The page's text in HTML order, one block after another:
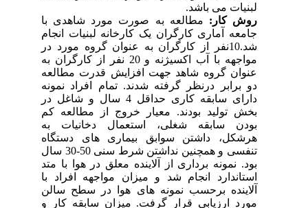
لبنیات می باشد.
روش کار:مطالعه به صورت مورد شاهدی با
جامعه آماری کارگران یک کارخانه لبنیات انجام
شد.10نفر از کارگران به عنوان گروه مورد در
مواجهه با آب اکسیژنه و 20 نفر از کارگران به
عنوان گروه شاهد جهت افزایش قدرت مطالعه
دو برابر درنظر گرفته شدند. تمام افراد نمونه
دارای سابقه کاری حداقل 4 سال و شاغل در
بخش تولید بودند. معیار خروج از مطالعه کم
بودن سابقه شغلی، استعمال دخانیات به
هرشکل، داشتن سوابق بیماری های دستگاه
تنفسی و همچنین نداشتن شرط سنی 50-30 سال
بود. نمونه برداری از آلاینده معلق در هوا با متد
استاندارد انجام شد و میزان مواجهه افراد با
آلاینده برحسب نمونه های هوا در سطح سالن
مورد ارزیابی قرار گرفت. میزان سابقه کار و